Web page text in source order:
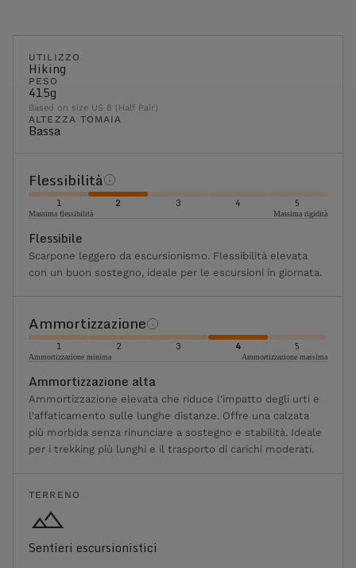
UTILIZZO
Hiking
PESO
415g
Based on size US 8 (Half Pair)
ALTEZZA TOMAIA
Bassa
Flessibilità
1 2 3 4 5
Massima flessibilità Massima rigidità
Flessibile
Scarpone leggero da escursionismo. Flessibilità elevata
con un buon sostegno, ideale per le escursioni in giornata.
Ammortizzazione
1 2 3 4 5
Ammortizzazione minima Ammortizzazione massima
Ammortizzazione alta
Ammortizzazione elevata che riduce l'impatto degli urti e
l'affaticamento sulle lunghe distanze. Offre una calzata
più morbida senza rinunciare a sostegno e stabilità. Ideale
per i trekking più lunghi e il trasporto di carichi moderati.
TERRENO
Sentieri escursionistici